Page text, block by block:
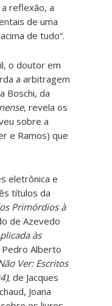
reflexão, a
de uma
de tudo”.
o doutor em
a arbitragem
Boschi, da
, revela os
sobre a
e Ramos) que
eletrônica e
títulos da
Primórdios à
de Azevedo
às
Alberto
Ver: Escritos
de Jacques
Joana